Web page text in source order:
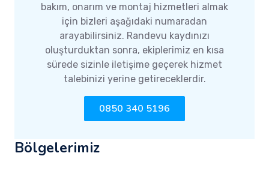
bakım, onarım ve montaj hizmetleri almak
için bizleri aşağıdaki numaradan
arayabilirsiniz. Randevu kaydınızı
oluşturduktan sonra, ekiplerimiz en kısa
sürede sizinle iletişime geçerek hizmet
talebinizi yerine getireceklerdir.
0850 340 5196
Bölgelerimiz